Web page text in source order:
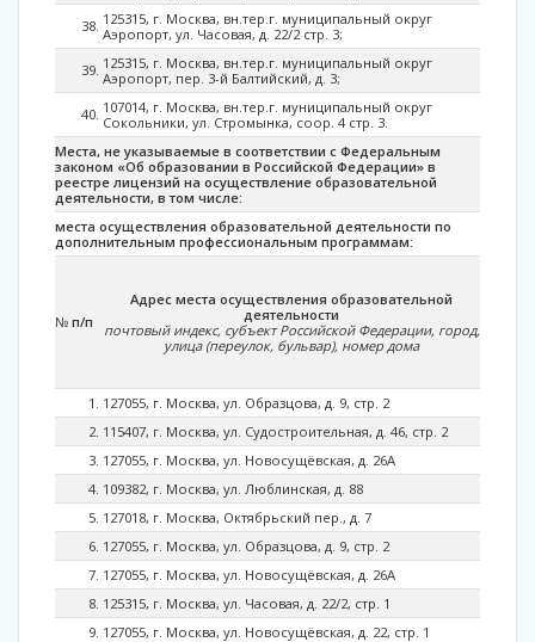
125315, г. Москва, вн.тер.г. муниципальный округ
Аэропорт, ул. Часовая, д. 22/2 стр. 3;
125315, г. Москва, вн.тер.г. муниципальный округ
Аэропорт, пер. 3-й Балтийский, д. 3;
107014, г. Москва, вн.тер.г. муниципальный округ
Сокольники, ул. Стромынка, соор. 4 стр. 3.
Места, не указываемые в соответствии с Федеральным
законом «Об образовании в Российской Федерации» в
реестре лицензий на осуществление образовательной
деятельности, в том числе:
места осуществления образовательной деятельности по
дополнительным профессиональным программам:
№ п/п
Адрес места осуществления образовательной
деятельности
почтовый индекс, субъект Российской Федерации, город,
улица (переулок, бульвар), номер дома
127055, г. Москва, ул. Образцова, д. 9, стр. 2
115407, г. Москва, ул. Судостроительная, д. 46, стр. 2
127055, г. Москва, ул. Новосущёвская, д. 26А
109382, г. Москва, ул. Люблинская, д. 88
127018, г. Москва, Октябрьский пер., д. 7
127055, г. Москва, ул. Образцова, д. 9, стр. 2
127055, г. Москва, ул. Новосущёвская, д. 26А
125315, г. Москва, ул. Часовая, д. 22/2, стр. 1
127055, г. Москва, ул. Новосущёвская, д. 22, стр. 1